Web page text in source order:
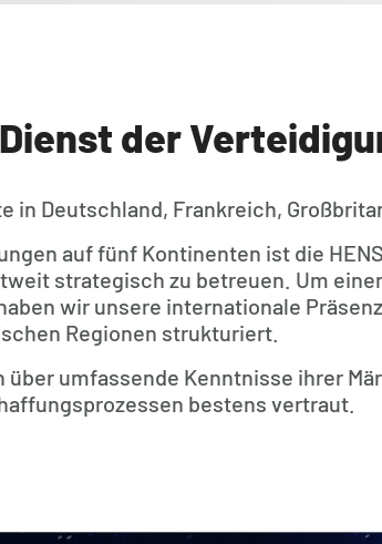
der
Deutschland, Frankreich,
auf fünf Kontinenten ist die
strategisch zu betreuen. Um
wir unsere internationale
Regionen strukturiert.
umfassende Kenntnisse ihrer
bestens vertraut.